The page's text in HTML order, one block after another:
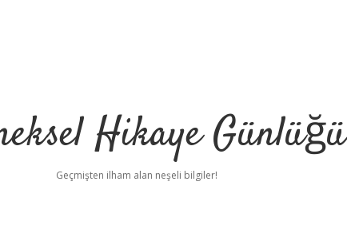
Hikaye Günlüğü
Geçmişten ilham alan neşeli bilgiler!